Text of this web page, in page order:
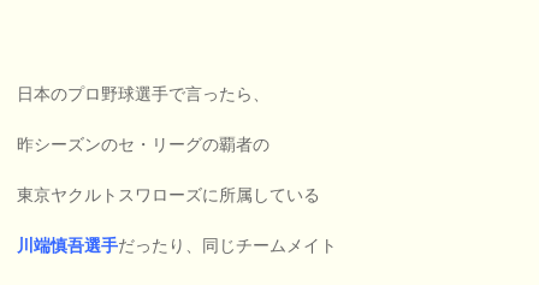
日本のプロ野球選手で言ったら、
昨シーズンのセ・リーグの覇者の
東京ヤクルトスワローズに所属している
川端慎吾選手だったり、同じチームメイト